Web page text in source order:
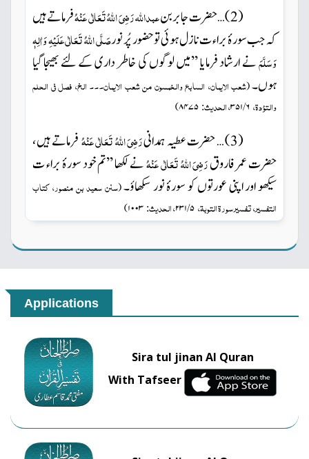
(
2) …حضرت جابر بنعبداللہ رَضِیَ اللہُ تَعَالٰی عَنْہُفرماتے ہیں
کہ جب سورۂ براء ت نازل ہوئی تو حضور پُر نورصَلَّی اللہُ تَعَالٰی عَلَیْہِ وَاٰلِہٖ
وَسَلَّمَنے ارشاد فرمایا’’میں لوگوں کی خاطر داری کے لئے بھیجا گیا
ہوں۔(شعب الایمان، السابع والخمسون من شعب الایمان۔۔۔ الخ، فصل فی الحلم
والتؤدۃ، ۶ / ۳۵۱ ، الحدیث: ۸۴۷۵)
(
3) … حضرت عطیہ ہمدانیرَضِیَ اللہُ تَعَالٰی عَنْہُفرماتے ہیں ،
حضرت عمر فاروقرَضِیَ اللہُ تَعَالٰی عَنْہُنے لکھا ’’تم خود سورۂ براء ت
سیکھو اور اپنی عورتوں کو سورۂ نور سکھاؤ۔(سنن سعید بن منصور، کتاب
التفسیر، تفسیر سورۃ التوبۃ، ۵ / ۲۳۱ ، الحدیث: ۱۰۰۳)
Applications
Sira tul jinan Al Quran
With Tafseer